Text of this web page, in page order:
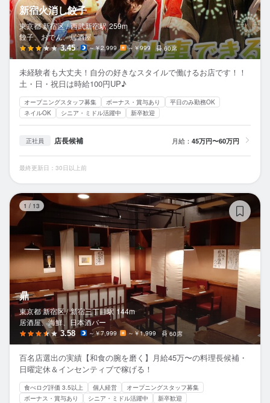
新宿火消し餃子
東京都 新宿区 / 西武新宿駅 259m
餃子、おでん、居酒屋
3.45 ～￥2,999 ～￥999 60席
未経験者も大丈夫！自分の好きなスタイルで働けるお店です！！
土・日・祝日は時給100円UP♪
オープニングスタッフ募集 ボーナス・賞与あり
平日のみ勤務OK
ネイルOK
シニア・ミドル活躍中 新卒歓迎
正社員 店長候補 月給： 45万円〜60万円
最終更新日：30日以上前
1 / 13
鼎
東京都 新宿区 / 新宿三丁目駅 144m
居酒屋、海鮮、日本酒バー
3.58 ～￥7,999 ～￥1,999 60席
百名店選出の実績【和食の腕を磨く】月給45万〜の料理長候補・
日曜定休＆インセンティブで稼げる！
食べログ評価 3.5以上 個人経営
オープニングスタッフ募集
ボーナス・賞与あり
シニア・ミドル活躍中 新卒歓迎